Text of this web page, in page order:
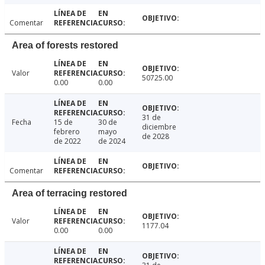
Comentar
Area of forests restored
Valor
0.00
0.00 50725.00
Fecha
15 de
febrero
de 2022
30 de
mayo
de 2024
31 de
diciembre
de 2028
Comentar
Area of terracing restored
Valor
0.00
0.00 1177.04